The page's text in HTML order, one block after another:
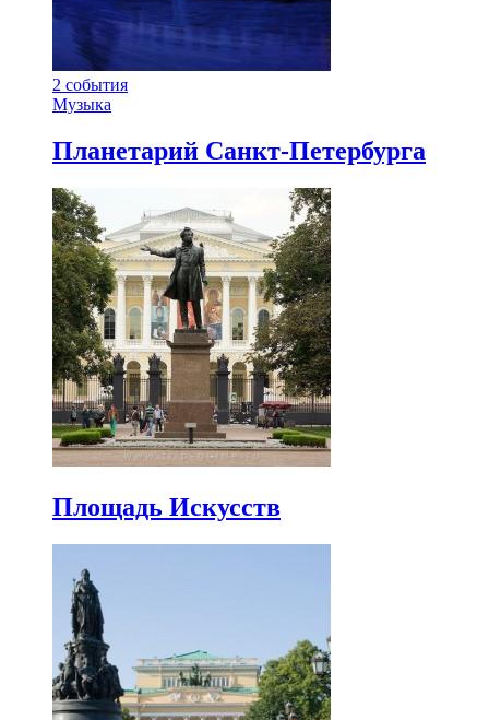
2 события
Музыка
Планетарий Санкт-Петербурга
Площадь Искусств